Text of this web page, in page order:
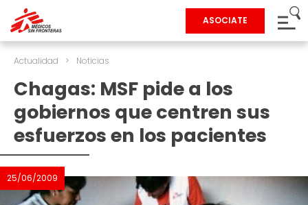
ASOCIATE
Actualidad > Noticias
Chagas: MSF pide a los
gobiernos que centren sus
esfuerzos en los pacientes
25/06/2009